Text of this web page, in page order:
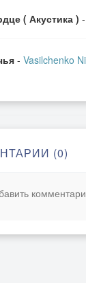
( Акустика ) -
- Vasilchenko
(0)